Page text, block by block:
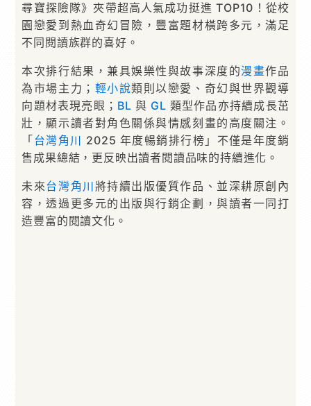
尋寶探險隊》夾帶超高人氣成功挺進 TOP10！從校
園戀愛到熱血奇幻冒險，豐富題材橫跨多元，滿足
不同閱讀族群的喜好。
本次排行結果，兼具娛樂性與故事深度的漫畫作品
為市場主力； 輕小說類則以戀愛、奇幻與世界觀導
向題材表現亮眼； BL 與 GL 類型作品亦持續成長茁
壯，顯示讀者對角色關係與情感刻畫的高度關注。
「台灣角川 2025 年度暢銷排行榜」不僅是年度銷
售成果總結，更反映出讀者閱讀品味的持續進化。
未來台灣角川將持續出版優質作品、並深耕原創內
容，透過更多元的出版與行銷企劃，與讀者一同打
造豐富的閱讀文化。